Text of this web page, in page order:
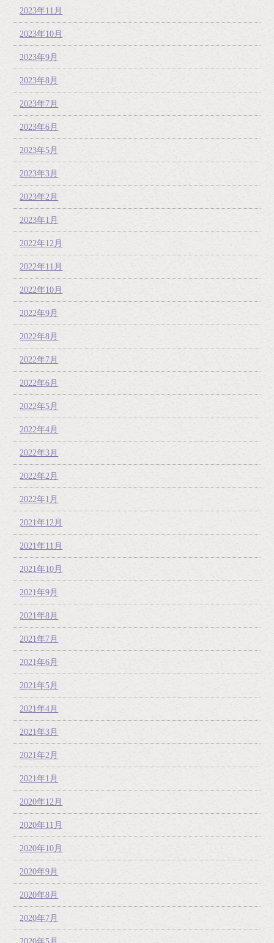
2023年11月
2023年10月
2023年9月
2023年8月
2023年7月
2023年6月
2023年5月
2023年3月
2023年2月
2023年1月
2022年12月
2022年11月
2022年10月
2022年9月
2022年8月
2022年7月
2022年6月
2022年5月
2022年4月
2022年3月
2022年2月
2022年1月
2021年12月
2021年11月
2021年10月
2021年9月
2021年8月
2021年7月
2021年6月
2021年5月
2021年4月
2021年3月
2021年2月
2021年1月
2020年12月
2020年11月
2020年10月
2020年9月
2020年8月
2020年7月